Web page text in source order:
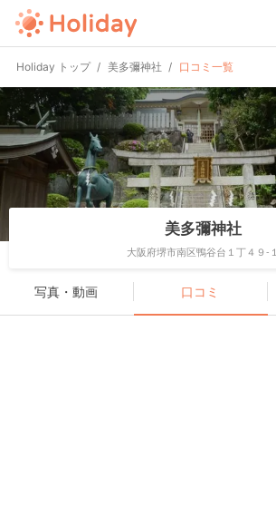
Holiday トップ 美多彌神社 口コミ一覧
美多彌神社
大阪府堺市南区鴨谷台１丁４９-１
写真・動画 口コミ